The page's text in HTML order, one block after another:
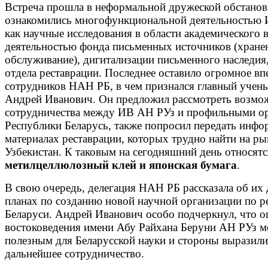
Встреча прошла в неформальной дружеской
ознакомились многофункциональной деятельностью
как научные исследования в области академического
деятельностью фонда письменных источников
обслуживание), дигитализации письменного
отдела реставрации. Последнее оставило огромное
сотрудников НАН РБ, в чем признался главный
Андрей Иванович. Он предложил рассмотреть
сотрудничества между ИВ АН РУз и профильными
Республики Беларусь, также попросил передать
материалах реставрации, которых трудно найти на
Узбекистан. К таковым на сегодняшний день
метилцеллюлозный клей и японская бумага.
В свою очередь, делегация НАН РБ рассказала об их
планах по созданию новой научной организации по
Беларуси. Андрей Иванович особо подчеркнул, что
востоковедения имени Абу Райхана Беруни АН РУз
полезным для Беларусской науки и стороны
дальнейшее сотрудничество.